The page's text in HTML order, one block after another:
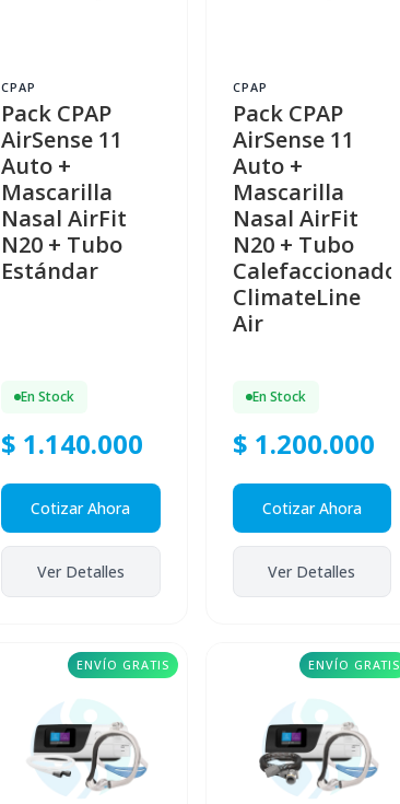
CPAP
Pack CPAP
AirSense 11
Auto +
Mascarilla
Nasal AirFit
N20 + Tubo
Estándar
En Stock
$ 1.140.000
Cotizar Ahora
Ver Detalles
CPAP
Pack CPAP
AirSense 11
Auto +
Mascarilla
Nasal AirFit
N20 + Tubo
Calefaccionado
ClimateLine
Air
En Stock
$ 1.200.000
Cotizar Ahora
Ver Detalles
ENVÍO GRATIS ENVÍO GRATIS